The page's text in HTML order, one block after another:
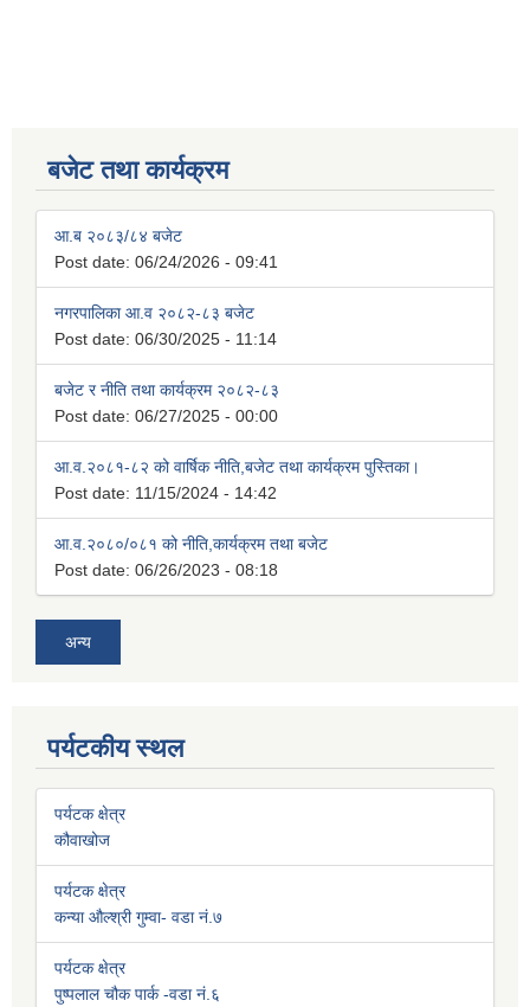
बजेट तथा कार्यक्रम
आ.ब २०८३/८४ बजेट
Post date: 06/24/2026 - 09:41
नगरपालिका आ.व २०८२-८३ बजेट
Post date: 06/30/2025 - 11:14
बजेट र नीति तथा कार्यक्रम २०८२-८३
Post date: 06/27/2025 - 00:00
आ.व.२०८१-८२ को वार्षिक नीति,बजेट तथा कार्यक्रम पुस्तिका।
Post date: 11/15/2024 - 14:42
आ.व.२०८०/०८१ को नीति,कार्यक्रम तथा बजेट
Post date: 06/26/2023 - 08:18
अन्य
पर्यटकीय स्थल
पर्यटक क्षेत्र
कौवाखोज
पर्यटक क्षेत्र
कन्या औल्श्री गुम्वा- वडा नं.७
पर्यटक क्षेत्र
पुष्पलाल चौक पार्क -वडा नं.६